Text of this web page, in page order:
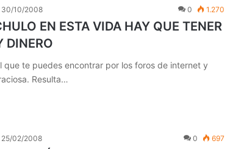
30/10/2008 0 1.270
EN ESTA VIDA HAY QUE TENER
DINERO
que te puedes encontrar por los foros de internet y
Resulta…
25/02/2008 0 697